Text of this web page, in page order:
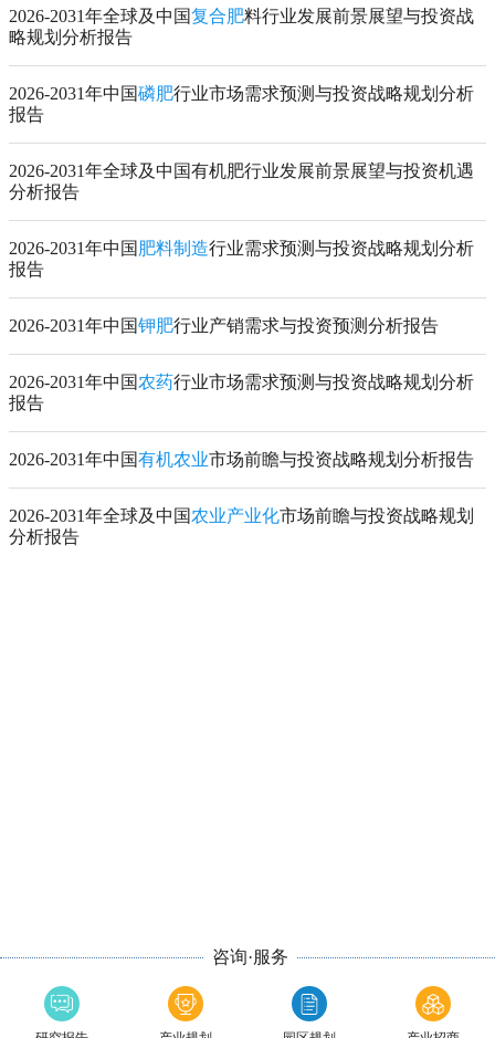
2026-2031年全球及中国复合肥料行业发展前景展望与投资战
略规划分析报告
2026-2031年中国磷肥行业市场需求预测与投资战略规划分析
报告
2026-2031年全球及中国有机肥行业发展前景展望与投资机遇
分析报告
2026-2031年中国 肥料制造行业需求预测与投资战略规划分析
报告
2026-2031年中国钾肥行业产销需求与投资预测分析报告
2026-2031年中国农药行业市场需求预测与投资战略规划分析
报告
2026-2031年中国有机农业市场前瞻与投资战略规划分析报告
2026-2031年全球及中国农业产业化市场前瞻与投资战略规划
分析报告
咨询·服务